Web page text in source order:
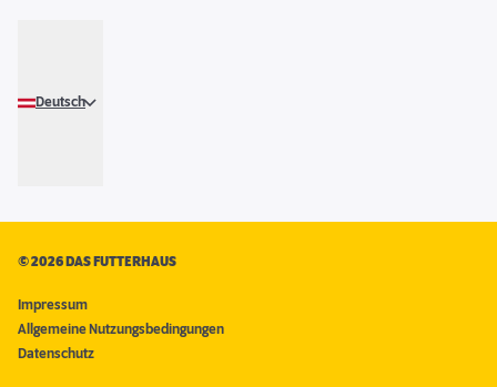
Deutsch
©2026 DAS FUTTERHAUS
Impressum
Allgemeine Nutzungsbedingungen
Datenschutz